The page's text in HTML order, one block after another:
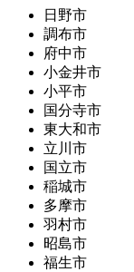
日野市
調布市
府中市
小金井市
小平市
国分寺市
東大和市
立川市
国立市
稲城市
多摩市
羽村市
昭島市
福生市